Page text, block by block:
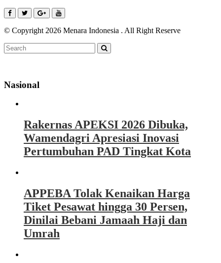
© Copyright 2026 Menara Indonesia . All Right Reserve
Nasional
Rakernas APEKSI 2026 Dibuka,
Wamendagri Apresiasi Inovasi
Pertumbuhan PAD Tingkat Kota
APPEBA Tolak Kenaikan Harga
Tiket Pesawat hingga 30 Persen,
Dinilai Bebani Jamaah Haji dan
Umrah